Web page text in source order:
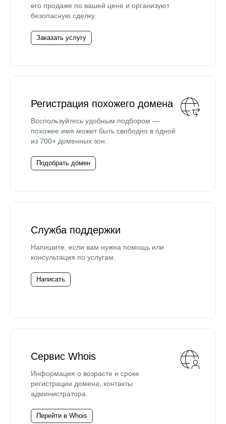
его продаже по вашей цене и организуют
безопасную сделку.
Заказать услугу
Регистрация похожего домена
Воспользуйтесь удобным подбором —
похожее имя может быть свободно в одной
из 700+ доменных зон.
Подобрать домен
Служба поддержки
Напишите, если вам нужна помощь или
консультация по услугам.
Написать
Сервис Whois
Информация о возрасте и сроке
регистрации домена, контакты
администратора.
Перейти в Whois